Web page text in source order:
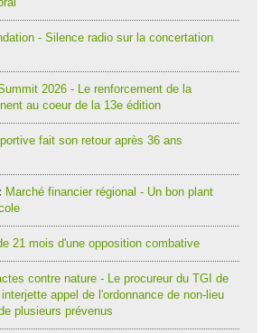
- Silence radio sur la concertation
2026 - Le renforcement de la
au coeur de la 13e édition
fait son retour après 36 ans
Marché financier régional - Un bon plant
21 mois d'une opposition combative
contre nature - Le procureur du TGI de
appel de l'ordonnance de non-lieu
plusieurs prévenus